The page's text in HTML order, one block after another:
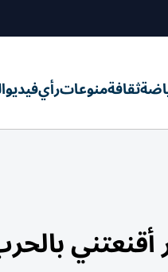
ثقافةمنوعاترأيفيديو